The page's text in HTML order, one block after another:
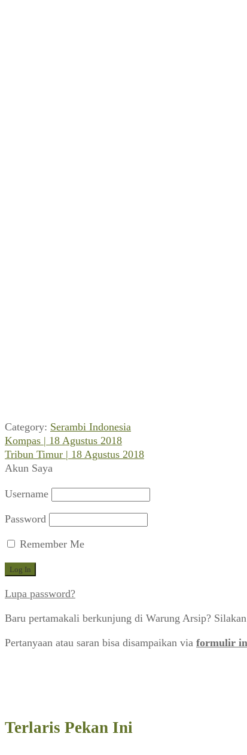
Category: Serambi Indonesia
Navigasi
pos
Previous
post:
Kompas | 18 Agustus 2018
Next
post:
Tribun Timur | 18 Agustus 2018
Akun Saya
Username
Password
Remember Me
Lupa password?
Baru pertamakali berkunjung di Warung Arsip?
Pertanyaan atau saran bisa disampaikan via formulir
Terlaris Pekan Ini